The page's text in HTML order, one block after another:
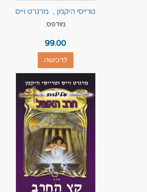
טרייסי היקמן , מרגרט וייס
מודפס:
99.00
לרכישה